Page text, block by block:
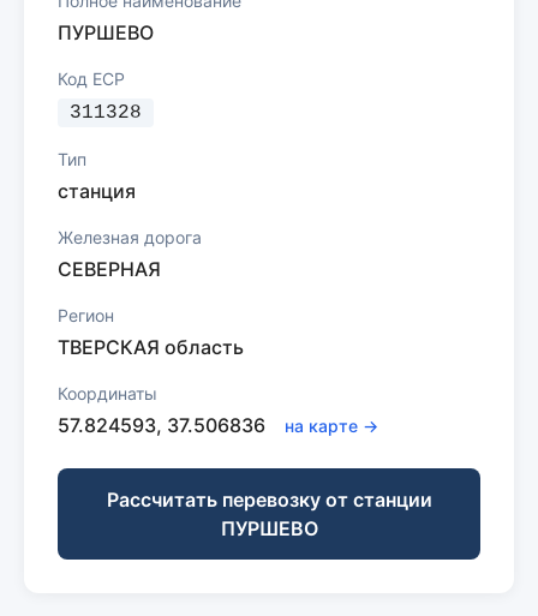
ПУРШЕВО
Код ЕСР
311328
Тип
станция
Железная дорога
СЕВЕРНАЯ
Регион
ТВЕРСКАЯ область
Координаты
57.824593, 37.506836 на карте →
Рассчитать перевозку от станции
ПУРШЕВО